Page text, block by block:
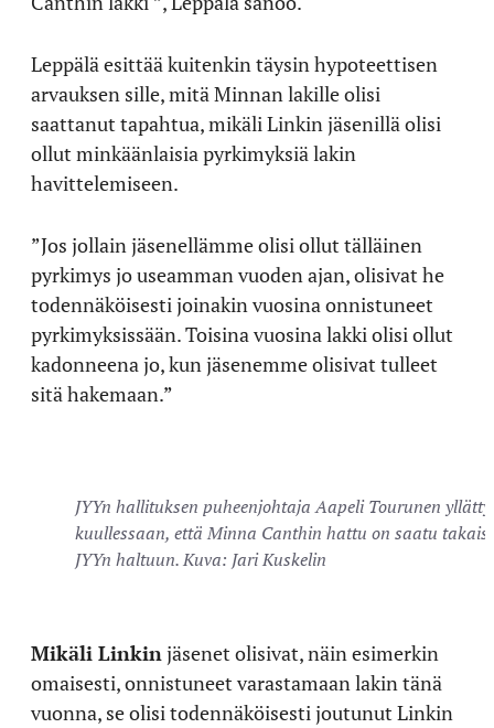
Leppälä esittää kuitenkin täysin hypoteettisen
arvauksen sille, mitä Minnan lakille olisi
saattanut tapahtua, mikäli Linkin jäsenillä olisi
ollut minkäänlaisia pyrkimyksiä lakin
havittelemiseen.
”Jos jollain jäsenellämme olisi ollut tälläinen
pyrkimys jo useamman vuoden ajan, olisivat he
todennäköisesti joinakin vuosina onnistuneet
pyrkimyksissään. Toisina vuosina lakki olisi ollut
kadonneena jo, kun jäsenemme olisivat tulleet
sitä hakemaan.”
JYYn hallituksen puheenjohtaja Aapeli Tourunen yllättyi
kuullessaan, että Minna Canthin hattu on saatu
JYYn haltuun. Kuva: Jari Kuskelin
Mikäli Linkinjäsenet olisivat, näin esimerkin
omaisesti, onnistuneet varastamaan lakin tänä
vuonna, se olisi todennäköisesti joutunut Linkin